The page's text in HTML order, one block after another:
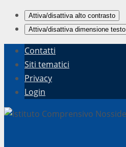
Attiva/disattiva alto contrasto
Attiva/disattiva dimensione testo
Contatti
Siti tematici
Privacy
Login